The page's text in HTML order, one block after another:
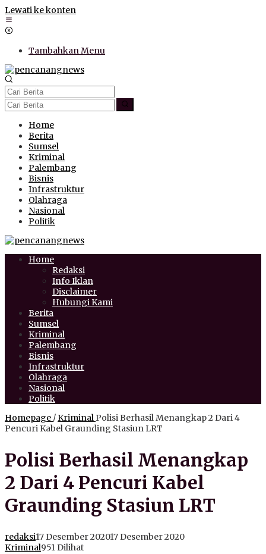
Lewati ke konten
Tambahkan Menu
Home
Berita
Sumsel
Kriminal
Palembang
Bisnis
Infrastruktur
Olahraga
Nasional
Politik
Home
Redaksi
Info Iklan
Disclaimer
Hubungi Kami
Berita
Sumsel
Kriminal
Palembang
Bisnis
Infrastruktur
Olahraga
Nasional
Politik
Homepage /KriminalPolisi Berhasil Menangkap 2 Dari 4
Pencuri Kabel Graunding Stasiun LRT
Polisi Berhasil Menangkap
2 Dari 4 Pencuri Kabel
Graunding Stasiun LRT
redaksi17 Desember 202017 Desember 2020
Kriminal951 Dilihat